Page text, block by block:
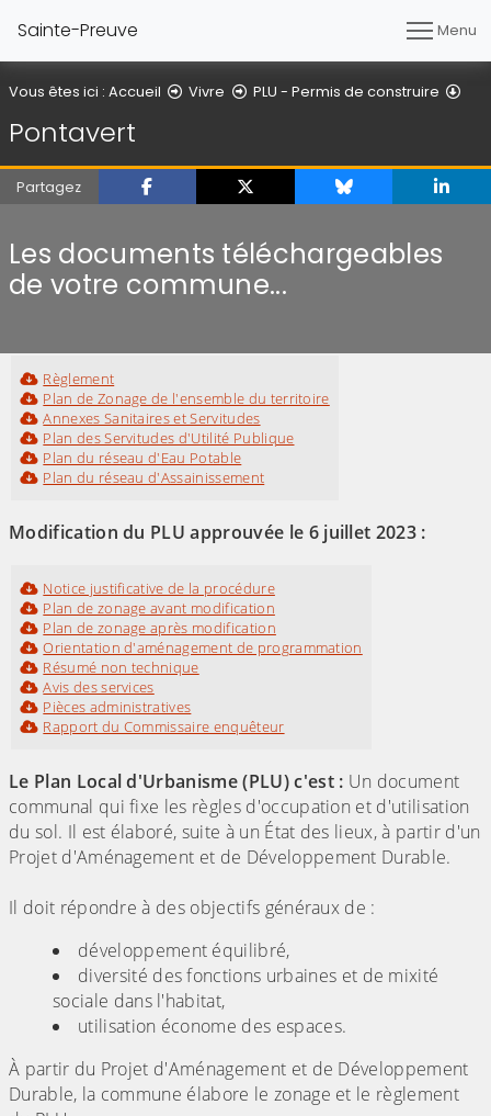
Sainte-Preuve Menu
Vous êtes ici : Accueil Vivre PLU - Permis de construire
Pontavert
Partagez
Les documents téléchargeables
de votre commune...
Règlement
Plan de Zonage de l'ensemble du territoire
Annexes Sanitaires et Servitudes
Plan des Servitudes d'Utilité Publique
Plan du réseau d'Eau Potable
Plan du réseau d'Assainissement
Modification du PLU approuvée le 6 juillet 2023 :
Notice justificative de la procédure
Plan de zonage avant modification
Plan de zonage après modification
Orientation d'aménagement de programmation
Résumé non technique
Avis des services
Pièces administratives
Rapport du Commissaire enquêteur
Le Plan Local d'Urbanisme (PLU) c'est : Un document
communal qui fixe les règles d'occupation et d'utilisation
du sol. Il est élaboré, suite à un État des lieux, à partir d'un
Projet d'Aménagement et de Développement Durable.
Il doit répondre à des objectifs généraux de :
développement équilibré,
diversité des fonctions urbaines et de mixité
sociale dans l'habitat,
utilisation économe des espaces.
À partir du Projet d'Aménagement et de Développement
Durable, la commune élabore le zonage et le règlement